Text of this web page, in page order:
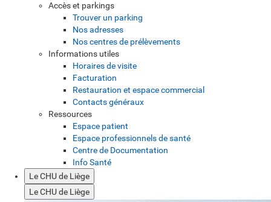
Accès et parkings
Trouver un parking
Nos adresses
Nos centres de prélèvements
Informations utiles
Horaires de visite
Facturation
Restauration et espace commercial
Contacts généraux
Ressources
Espace patient
Espace professionnels de santé
Centre de Documentation
Info Santé
Le CHU de Liège
Le CHU de Liège